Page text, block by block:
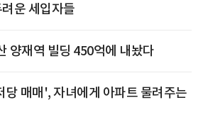
운 세입자들
양재역 빌딩 450억에 내놨다
당 매매', 자녀에게 아파트 물려주는